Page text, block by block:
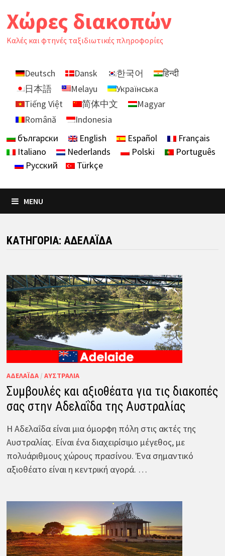
toΧώρες διακοπών
Καλές και φτηνές ταξιδιωτικές πληροφορίες
Deutsch Dansk 한국어
हिन्दी
日本語
Melayu
Українська
Tiếng Việt
简体中文
Magyar
Română
Indonesia
български
English Español
Français
Italiano
Nederlands Polski
Português
Русский
Türkçe
MENU
ΚΑΤΗΓΟΡΊΑ: ΑΔΕΛΑΪ́ΔΑ
ΑΔΕΛΑΪ́ΔΑ/ ΑΥΣΤΡΑΛΊΑ
Συμβουλές και αξιοθέατα για τις διακοπές
σας στην Αδελαΐδα της Αυστραλίας
Η Αδελαΐδα είναι μια όμορφη πόλη στις ακτές της
Αυστραλίας. Είναι ένα διαχειρίσιμο μέγεθος, με
πολυάριθμους χώρους πρασίνου. Ένα σημαντικό
αξιοθέατο είναι η κεντρική αγορά. …